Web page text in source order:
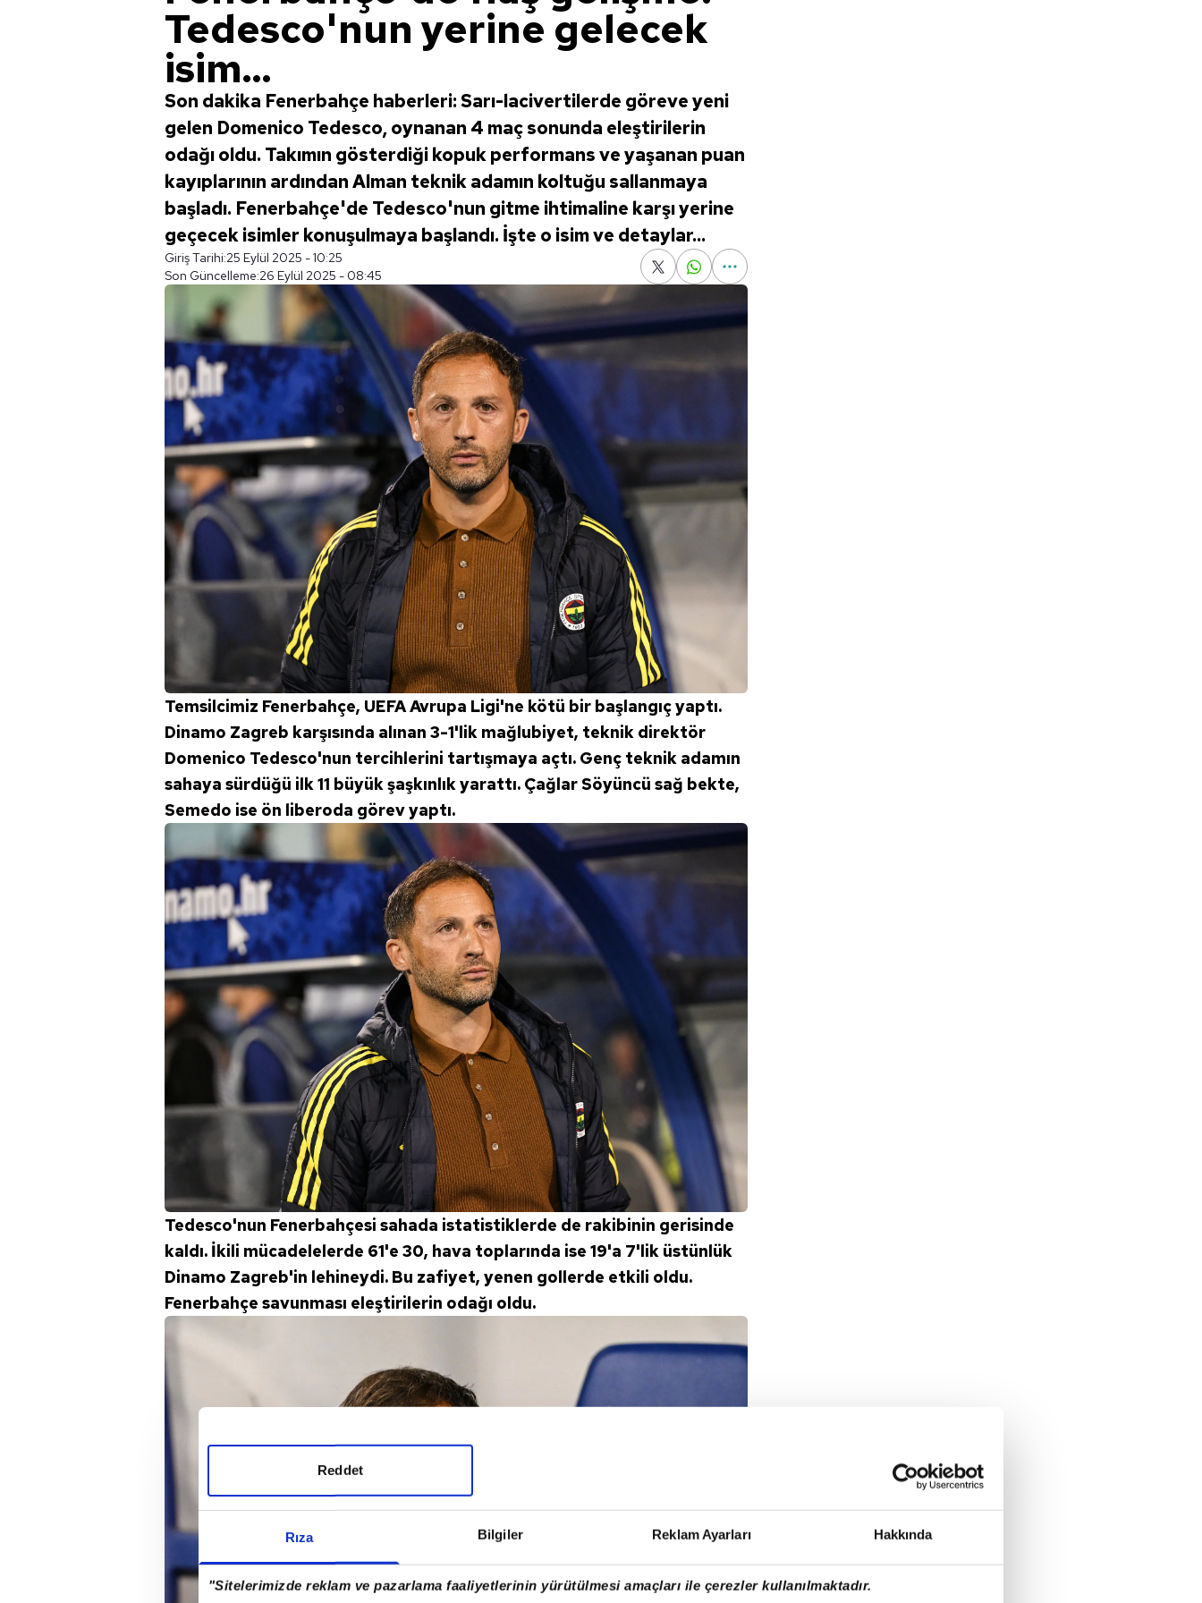
Rıza Bilgiler Reklam Ayarları Hakkında
"Sitelerimizde reklam ve pazarlama faaliyetlerinin yürütülmesi amaçları ile çerezler kullanılmaktadır.
Reddet
Tedesco'nun yerine gelecek
isim...
Son dakika Fenerbahçe haberleri: Sarı-lacivertilerde göreve yeni
gelen Domenico Tedesco, oynanan 4 maç sonunda eleştirilerin
odağı oldu. Takımın gösterdiği kopuk performans ve yaşanan puan
kayıplarının ardından Alman teknik adamın koltuğu sallanmaya
başladı. Fenerbahçe'de Tedesco'nun gitme ihtimaline karşı yerine
geçecek isimler konuşulmaya başlandı. İşte o isim ve detaylar...
Giriş Tarihi:25 Eylül 2025 - 10:25
Son Güncelleme:26 Eylül 2025 - 08:45
Temsilcimiz Fenerbahçe, UEFA Avrupa Ligi'ne kötü bir başlangıç yaptı.
Dinamo Zagreb karşısında alınan 3-1'lik mağlubiyet, teknik direktör
Domenico Tedesco'nun tercihlerini tartışmaya açtı. Genç teknik adamın
sahaya sürdüğü ilk 11 büyük şaşkınlık yarattı. Çağlar Söyüncü sağ bekte,
Semedo ise ön liberoda görev yaptı.
Tedesco'nun Fenerbahçesi sahada istatistiklerde de rakibinin gerisinde
kaldı. İkili mücadelelerde 61'e 30, hava toplarında ise 19'a 7'lik üstünlük
Dinamo Zagreb'in lehineydi. Bu zafiyet, yenen gollerde etkili oldu.
Fenerbahçe savunması eleştirilerin odağı oldu.